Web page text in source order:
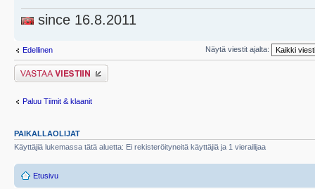
since 16.8.2011
Edellinen Näytä viestit ajalta:
Lähetä vastaus
Paluu Tiimit & klaanit
PAIKALLAOLIJAT
Käyttäjiä lukemassa tätä aluetta: Ei rekisteröityneitä käyttäjiä ja 1 vierailijaa
Etusivu